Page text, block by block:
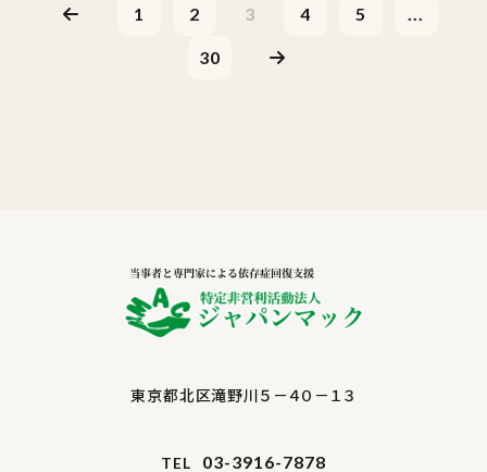
1 2 3 4 5 ...
30
東京都北区滝野川５－４０－１３
TEL 03-3916-7878